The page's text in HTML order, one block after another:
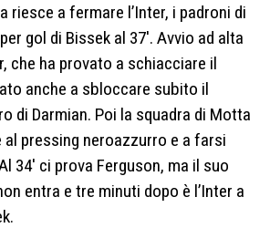
riesce a fermare l’Inter, i padroni di
gol di Bissek al 37′. Avvio ad alta
che ha provato a schiacciare il
anche a sbloccare subito il
di Darmian. Poi la squadra di Motta
al pressing neroazzurro e a farsi
34′ ci prova Ferguson, ma il suo
entra e tre minuti dopo è l’Inter a